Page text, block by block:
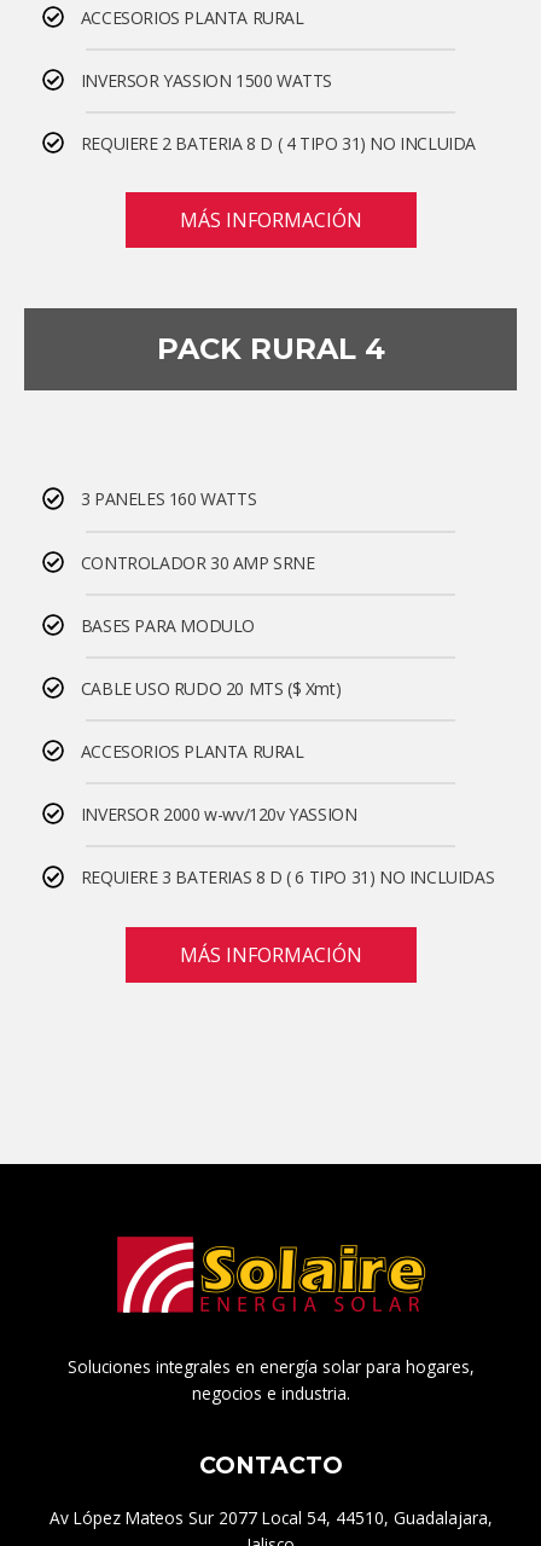
ACCESORIOS PLANTA RURAL
INVERSOR YASSION 1500 WATTS
REQUIERE 2 BATERIA 8 D ( 4 TIPO 31) NO INCLUIDA
MÁS INFORMACIÓN
PACK RURAL 4
3 PANELES 160 WATTS
CONTROLADOR 30 AMP SRNE
BASES PARA MODULO
CABLE USO RUDO 20 MTS ($ Xmt)
ACCESORIOS PLANTA RURAL
INVERSOR 2000 w-wv/120v YASSION
REQUIERE 3 BATERIAS 8 D ( 6 TIPO 31) NO INCLUIDAS
MÁS INFORMACIÓN
Soluciones integrales en energía solar para hogares,
negocios e industria.
CONTACTO
Av López Mateos Sur 2077 Local 54, 44510, Guadalajara,